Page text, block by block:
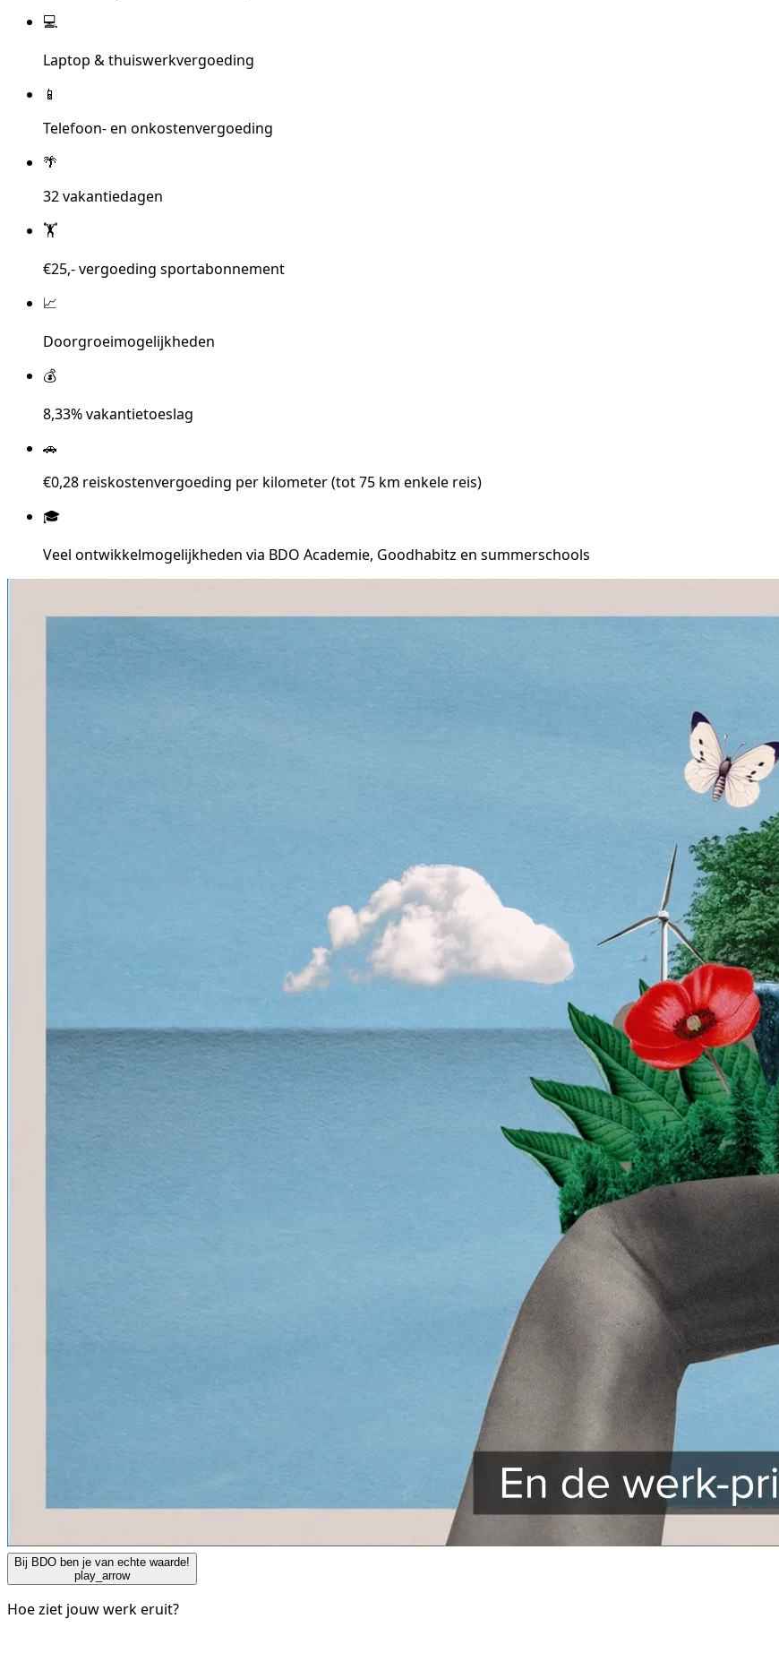
💻
Laptop & thuiswerkvergoeding
📱
Telefoon- en onkostenvergoeding
🌴
32 vakantiedagen
🏋️
€25,- vergoeding sportabonnement
📈
Doorgroeimogelijkheden
💰
8,33% vakantietoeslag
🚗
€0,28 reiskostenvergoeding per kilometer (tot 75 km enkele reis)
🎓
Veel ontwikkelmogelijkheden via BDO Academie, Goodhabitz en summerschools
Bij BDO ben je van echte waarde!
play_arrow
Hoe ziet jouw werk eruit?